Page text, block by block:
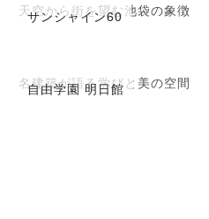
サンシャイン60
天空から街を望む池袋の象徴
自由学園 明日館
名建築が語る学びと美の空間